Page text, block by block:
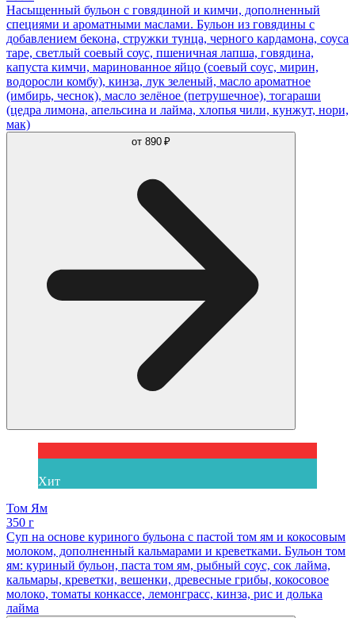
Насыщенный бульон с говядиной и кимчи, дополненный
специями и ароматными маслами. Бульон из говядины с
добавлением бекона, стружки тунца, черного кардамона, соуса
таре, светлый соевый соус, пшеничная лапша, говядина,
капуста кимчи, маринованное яйцо (соевый соус, мирин,
водоросли комбу), кинза, лук зеленый, масло ароматное
(имбирь, чеснок), масло зелёное (петрушечное), тогараши
(цедра лимона, апельсина и лайма, хлопья чили, кунжут, нори,
мак)
от 890 ₽
Хит
Том Ям
350 г
Суп на основе куриного бульона с пастой том ям и кокосовым
молоком, дополненный кальмарами и креветками. Бульон том
ям: куриный бульон, паста том ям, рыбный соус, сок лайма,
кальмары, креветки, вешенки, древесные грибы, кокосовое
молоко, томаты конкассе, лемонграсс, кинза, рис и долька
лайма